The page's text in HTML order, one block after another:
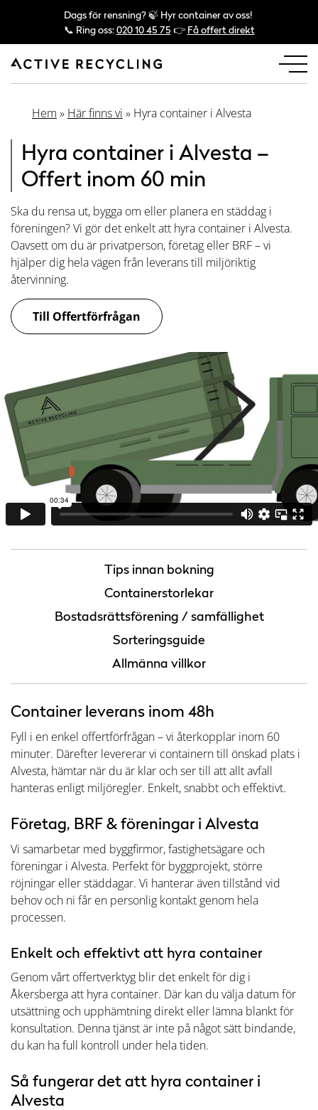
Dags för rensning? 🍃 Hyr container av oss!
📞 Ring oss:020 10 45 75 👉 Få offert direkt
Hem » Här finns vi » Hyra container i Alvesta
Hyra container i Alvesta –
Offert inom 60 min
Ska du rensa ut, bygga om eller planera en städdag i
föreningen? Vi gör det enkelt att hyra container i Alvesta.
Oavsett om du är privatperson, företag eller BRF – vi
hjälper dig hela vägen från leverans till miljöriktig
återvinning.
Till Offertförfrågan
Tips innan bokning
Containerstorlekar
Bostadsrättsförening / samfällighet
Sorteringsguide
Allmänna villkor
Container leverans inom 48h
Fyll i en enkel offertförfrågan – vi återkopplar inom 60
minuter. Därefter levererar vi containern till önskad plats i
Alvesta, hämtar när du är klar och ser till att allt avfall
hanteras enligt miljöregler. Enkelt, snabbt och effektivt.
Företag, BRF & föreningar i Alvesta
Vi samarbetar med byggfirmor, fastighetsägare och
föreningar i Alvesta. Perfekt för byggprojekt, större
röjningar eller städdagar. Vi hanterar även tillstånd vid
behov och ni får en personlig kontakt genom hela
processen.
Enkelt och effektivt att hyra container
Genom vårt offertverktyg blir det enkelt för dig i
Åkersberga att hyra container. Där kan du välja datum för
utsättning och upphämtning direkt eller lämna blankt för
konsultation. Denna tjänst är inte på något sätt bindande,
du kan ha full kontroll under hela tiden.
Så fungerar det att hyra container i
Alvesta